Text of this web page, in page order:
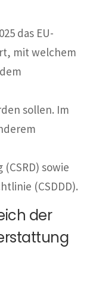
das EU-
mit welchem
sollen. Im
sowie
(CSDDD).
der